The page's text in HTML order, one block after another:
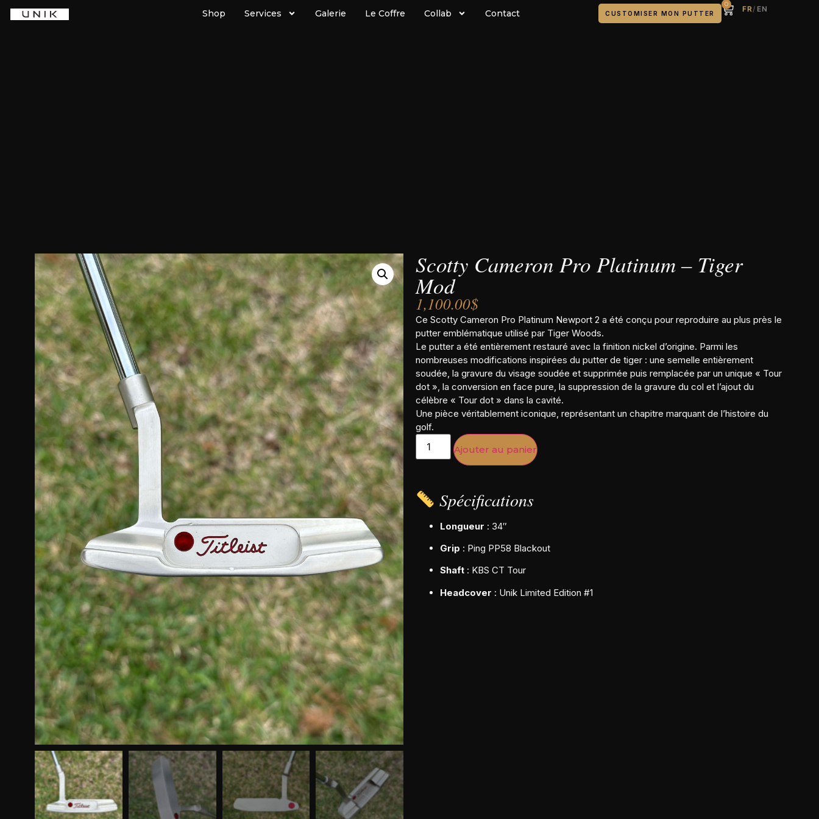
Shop Services Galerie Le Coffre Collab Contact CUSTOMISER MON PUTTER
0
FR/ EN
Scotty Cameron Pro Platinum – Tiger
Mod
1,100.00$
Ce Scotty Cameron Pro Platinum Newport 2 a été conçu pour reproduire au plus près le
putter emblématique utilisé par Tiger Woods.
Le putter a été entièrement restauré avec la finition nickel d’origine. Parmi les
nombreuses modifications inspirées du putter de tiger : une semelle entièrement
soudée, la gravure du visage soudée et supprimée puis remplacée par un unique « Tour
dot », la conversion en face pure, la suppression de la gravure du col et l’ajout du
célèbre « Tour dot » dans la cavité.
Une pièce véritablement iconique, représentant un chapitre marquant de l’histoire du
golf.
Ajouter au panier
Spécifications
Longueur : 34″
Grip : Ping PP58 Blackout
Shaft : KBS CT Tour
Headcover : Unik Limited Edition #1